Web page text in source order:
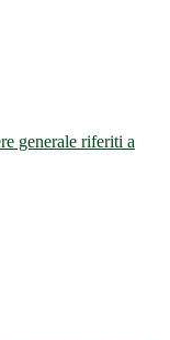
generale riferiti a